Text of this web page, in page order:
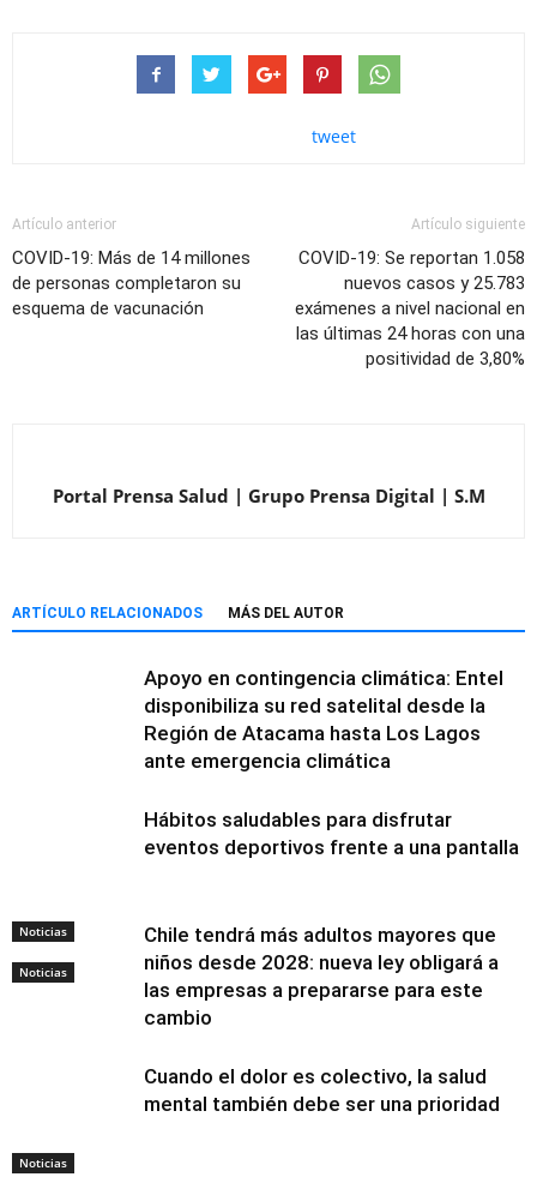
tweet
Artículo anterior
COVID-19: Más de 14 millones
de personas completaron su
esquema de vacunación
Artículo siguiente
COVID-19: Se reportan 1.058
nuevos casos y 25.783
exámenes a nivel nacional en
las últimas 24 horas con una
positividad de 3,80%
Portal Prensa Salud | Grupo Prensa Digital | S.M
ARTÍCULO RELACIONADOS MÁS DEL AUTOR
Noticias
Apoyo en contingencia climática: Entel
disponibiliza su red satelital desde la
Región de Atacama hasta Los Lagos
ante emergencia climática
Noticias
Hábitos saludables para disfrutar
eventos deportivos frente a una pantalla
Noticias
Chile tendrá más adultos mayores que
niños desde 2028: nueva ley obligará a
las empresas a prepararse para este
cambio
Cuando el dolor es colectivo, la salud
mental también debe ser una prioridad